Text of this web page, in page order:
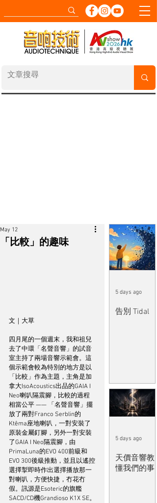
「比較」的趣味
May 12
文｜大草
四月尾的一個週末，我和祖兒
去了中環「名聲音響」的試音
室主持了兩場音響示範會。這
個示範會較為特別的地方是以
「比較」作為主題，主角是加
拿大IsoAcoustics出品的GAIA I
Neo喇叭隔震腳，比較的過程
相當公平 —— 「名聲音響」擺
放了兩對Franco Serblin的
Ktêma座地喇叭，一對安裝了
原裝金屬釘腳，另外一對安裝
了GAIA I Neo隔震腳，由
PrimaLuna的EVO 400前級和
EVO 300後級推動，並且以遙控
選擇掣即時作出選擇播放那一
對喇叭，方便快捷，冇花冇
假。訊源是Esoteric的旗艦
SACD/CD機Grandioso K1X SE。
告別 Tidal
5 days ago
天價音響教
懂我們的事
5 days ago